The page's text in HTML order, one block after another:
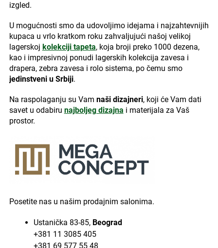
izgled.
U mogućnosti smo da udovoljimo idejama i najzahtevnijih
kupaca u vrlo kratkom roku zahvaljujući našoj velikoj
lagerskoj kolekciji tapeta, koja broji preko 1000 dezena,
kao i impresivnoj ponudi lagerskih kolekcija zavesa i
drapera, zebra zavesa i rolo sistema, po čemu smo
jedinstveni u Srbiji.
Na raspolaganju su Vam naši dizajneri, koji će Vam dati
savet u odabiru najboljeg dizajna i materijala za Vaš
prostor.
Posetite nas u našim prodajnim salonima.
Ustanička 83-85, Beograd
+381 11 3085 405
+381 69 577 55 48